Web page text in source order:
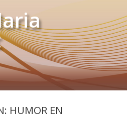
HUMOR EN